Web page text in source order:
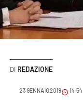
Sanità
Sport
REDAZIONE
23 GENNAIO 2019 14:54